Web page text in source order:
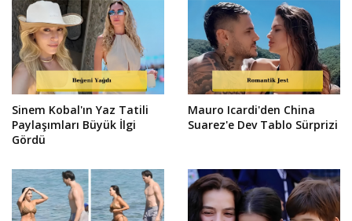
Sinem Kobal'ın Yaz Tatili
Paylaşımları Büyük İlgi
Gördü
Mauro Icardi'den China
Suarez'e Dev Tablo Sürprizi